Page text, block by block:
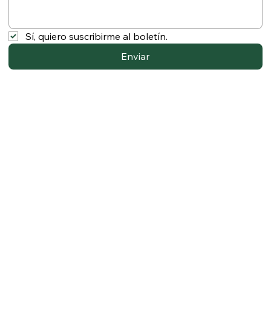
Sí, quiero suscribirme al boletín.
Enviar